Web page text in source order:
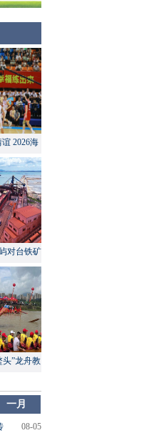
2026海
在莆田开
对台铁矿
超60%
头”龙舟教
一月
08-05